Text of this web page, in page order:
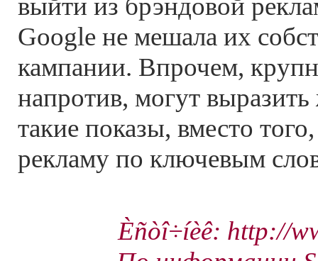
выйти из брэндовой
Google не мешала их
кампании. Впрочем,
напротив, могут
такие показы, вместо
рекламу по ключевым
Èñòî÷íèê: http://